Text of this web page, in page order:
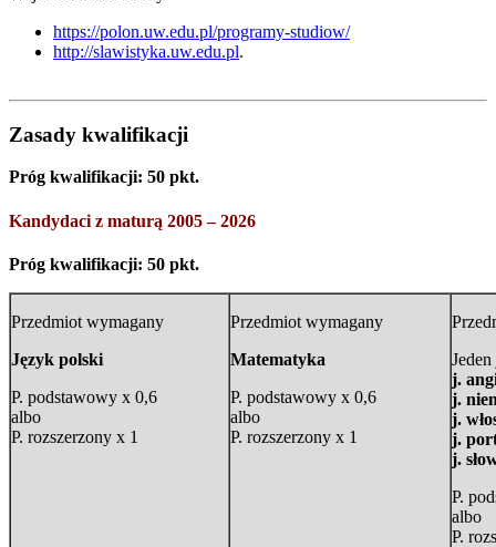
https://polon.uw.edu.pl/programy-studiow/
http://slawistyka.uw.edu.pl.
Zasady kwalifikacji
Próg kwalifikacji: 50 pkt.
Kandydaci z maturą 2005 – 2026
Próg kwalifikacji: 50 pkt.
Przedmiot wymagany
Język polski
P. podstawowy x 0,6
albo
P. rozszerzony x 1
Przedmiot wymagany
Matematyka
P. podstawowy x 0,6
albo
P. rozszerzony x 1
j.
j.
j.
j.
j.
P.
albo
P.